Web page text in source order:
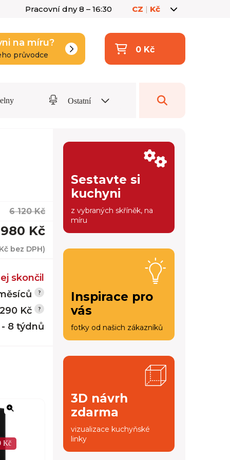
Pracovní dny 8 – 16:30 CZ | Kč
na míru?
průvodce
0 Kč
Ostatní
6 120 Kč
Kč
bez DPH)
skončil
Kč
8 týdnů
Kč
Sestavte si
kuchyni
z vybraných skříněk, na
míru
Inspirace pro
vás
fotky od našich zákazníků
3D návrh
zdarma
vizualizace kuchyňské
linky